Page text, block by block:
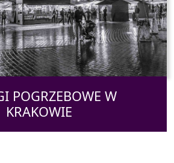
POGRZEBOWE W
KRAKOWIE